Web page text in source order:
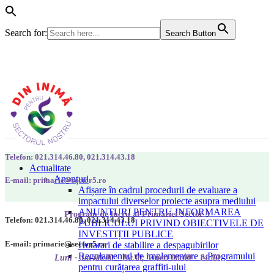
Search for: Search Button
Actualitate
Anunțuri
Afișare în cadrul procedurii de evaluare a
impactului diverselor proiecte asupra mediului
ANUNȚURI PENTRU INFORMAREA
PUBLICULUI PRIVIND OBIECTIVELE DE
INVESTIȚII PUBLICE
Hotarari de stabilire a despagubirilor
Regulamentul de implementare a Programului
pentru curățarea graffiti-ului
Telefon: 021.314.46.80, 021.314.43.18
E-mail: primarie@sector5.ro
Program de lucru al Primăriei Sector 5
Luni - Joi 08:00 - 16:30; Vineri 08:00 - 14:00
Telefon: 021.314.46.80, 021.314.43.18
E-mail: primarie@sector5.ro